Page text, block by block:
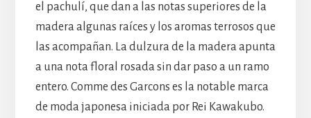
el pachulí, que dan a las notas superiores de la
madera algunas raíces y los aromas terrosos que
las acompañan. La dulzura de la madera apunta
a una nota floral rosada sin dar paso a un ramo
entero. Comme des Garcons es la notable marca
de moda japonesa iniciada por Rei Kawakubo.